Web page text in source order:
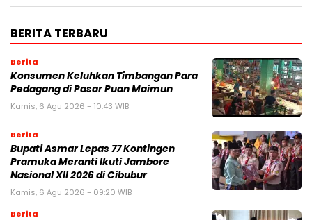
BERITA TERBARU
Berita
Konsumen Keluhkan Timbangan Para
Pedagang di Pasar Puan Maimun
Kamis, 6 Agu 2026 - 10:43 WIB
Berita
Bupati Asmar Lepas 77 Kontingen
Pramuka Meranti Ikuti Jambore
Nasional XII 2026 di Cibubur
Kamis, 6 Agu 2026 - 09:20 WIB
Berita